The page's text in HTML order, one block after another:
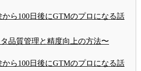
から100日後にGTMのプロになる話
品質管理と精度向上の方法〜
から100日後にGTMのプロになる話